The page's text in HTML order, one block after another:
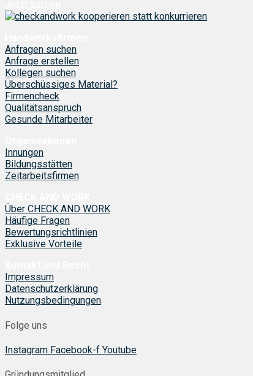
Anfragen suchen
Anfrage erstellen
Kollegen suchen
Überschüssiges Material?
Firmencheck
Qualitätsanspruch
Gesunde Mitarbeiter
Innungen
Bildungsstätten
Zeitarbeitsfirmen
Über CHECK AND WORK
Häufige Fragen
Bewertungsrichtlinien
Exklusive Vorteile
Impressum
Datenschutzerklärung
Nutzungsbedingungen
Folge uns
Instagram Facebook-f Youtube